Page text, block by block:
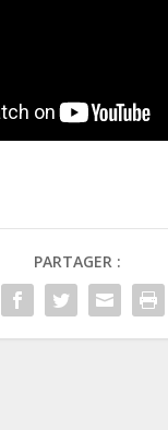
PARTAGER :